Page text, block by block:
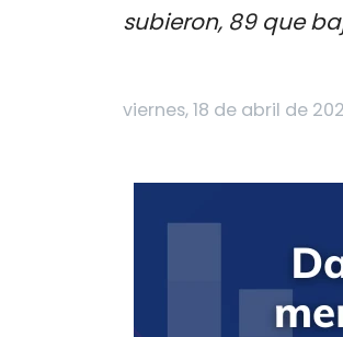
subieron, 89 que
viernes, 18 de abril de